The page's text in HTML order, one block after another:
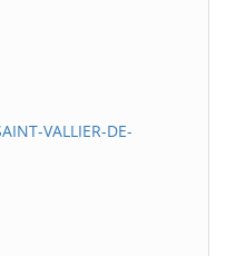
VALLIER-DE-